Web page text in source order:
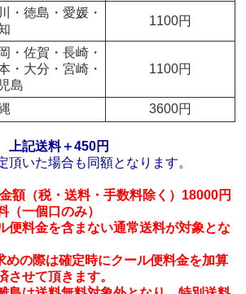
・徳島・愛媛・
1100円
・佐賀・長崎・
・大分・宮崎・
島
1100円
3600円
上記送料＋450円
いた場合も同額となります。
額（税・送料・手数料除く）18000円
（一個口のみ）
便料金を含まない通常送料が対象とな
の際は確定時にクール便料金を加算
させて頂きます。